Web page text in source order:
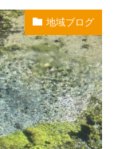
地域ブログ